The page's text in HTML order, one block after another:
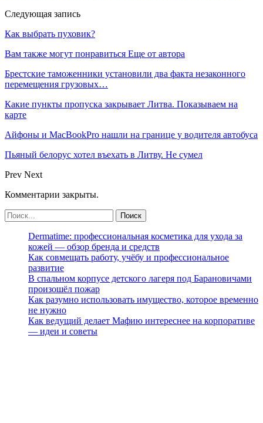
Следующая запись
Как выбрать пуховик?
Вам также могут понравиться Еще от автора
Брестские таможенники установили два факта незаконного
перемещения грузовых…
Какие пункты пропуска закрывает Литва. Показываем на
карте
Айфоны и MacBookPro нашли на границе у водителя автобуса
Пьяный белорус хотел въехать в Литву. Не сумел
Prev Next
Комментарии закрыты.
Dermatime: профессиональная косметика для ухода за
кожей — обзор бренда и средств
Как совмещать работу, учёбу и профессиональное
развитие
В спальном корпусе детского лагеря под Барановичами
произошёл пожар
Как разумно использовать имущество, которое временно
не нужно
Как ведущий делает Мафию интереснее на корпоративе
— идеи и советы